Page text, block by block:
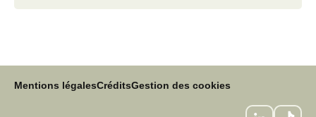
Mentions légalesCréditsGestion des cookies